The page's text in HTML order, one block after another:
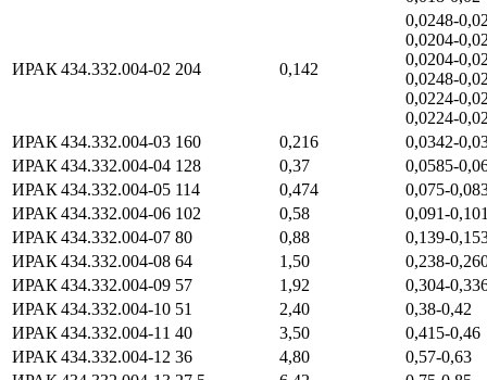
ИРАК 434.332.004‑02 204 0,142
ИРАК 434.332.004‑03 160 0,216
ИРАК 434.332.004‑04 128 0,37
ИРАК 434.332.004‑05 114 0,474
ИРАК 434.332.004‑06 102 0,58
ИРАК 434.332.004‑07 80 0,88
ИРАК 434.332.004‑08 64 1,50
ИРАК 434.332.004‑09 57 1,92
ИРАК 434.332.004‑10 51 2,40
0,38‑0,42
ИРАК 434.332.004‑11 40 3,50
0,415‑0,46
ИРАК 434.332.004‑12 36 4,80
0,57‑0,63